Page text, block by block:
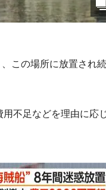
この場所に放置され
不足などを理由に応